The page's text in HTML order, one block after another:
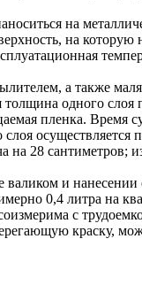
на
на
а также
одного
пленка. Время
28 сантиметров;
валиком и
0,4 литра на
с
краску,